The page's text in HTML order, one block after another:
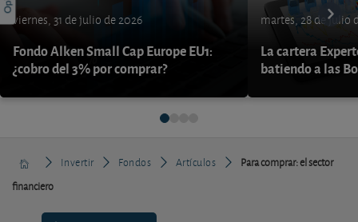
viernes, 31 de julio de 2026
Fondo Alken Small Cap Europe EU1:
¿cobro del 3% por comprar?
martes, 28 de julio
La cartera
batiendo a las
Invertir Fondos Artículos
Para comprar: el sector
financiero